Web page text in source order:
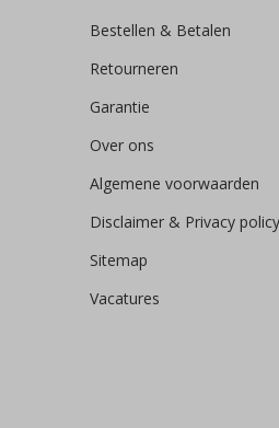
Bestellen & Betalen
Retourneren
Garantie
Over ons
Algemene voorwaarden
Disclaimer & Privacy policy
Sitemap
Vacatures